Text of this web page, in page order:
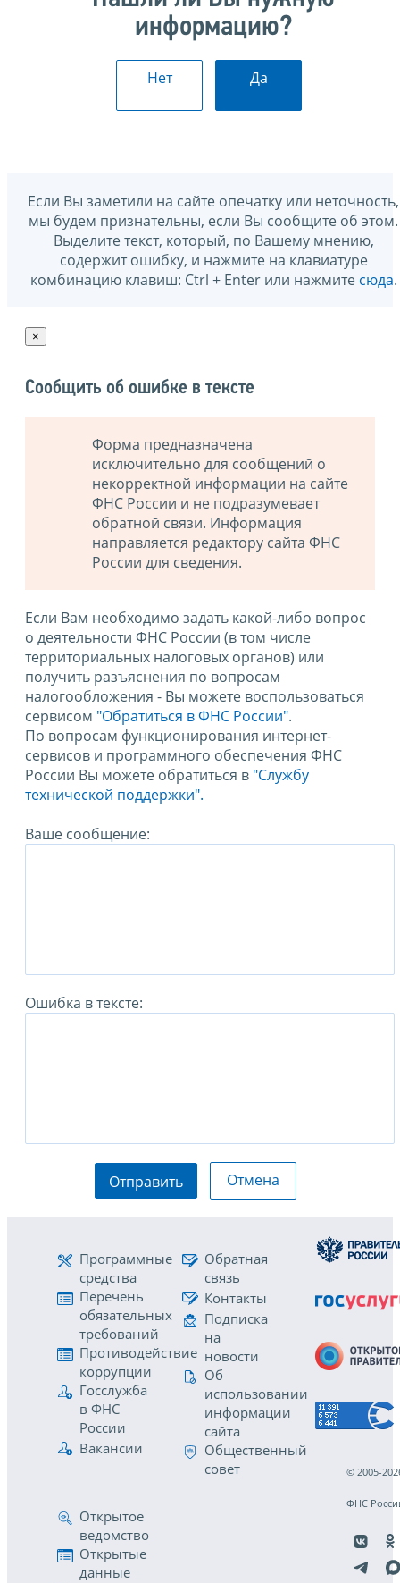
информацию?
Нет Да
Если Вы заметили на сайте опечатку или неточность,
мы будем признательны, если Вы сообщите об этом.
Выделите текст, который, по Вашему мнению,
содержит ошибку, и нажмите на клавиатуре
комбинацию клавиш: Ctrl + Enter или нажмите сюда.
×
Сообщить об ошибке в тексте
Форма предназначена
исключительно для сообщений о
некорректной информации на сайте
ФНС России и не подразумевает
обратной связи. Информация
направляется редактору сайта ФНС
России для сведения.
Если Вам необходимо задать какой-либо вопрос
о деятельности ФНС России (в том числе
территориальных налоговых органов) или
получить разъяснения по вопросам
налогообложения - Вы можете воспользоваться
сервисом "Обратиться в ФНС России".
По вопросам функционирования интернет-
сервисов и программного обеспечения ФНС
России Вы можете обратиться в "Службу
технической поддержки".
Ваше сообщение:
Ошибка в тексте:
Отправить Отмена
Программные
средства
Перечень
обязательных
требований
Противодействие
коррупции
Госслужба
в ФНС
России
Вакансии
Обратная
связь
Контакты
Подписка
на
новости
Об
использовании
информации
сайта
Общественный
совет
Открытое
ведомство
Открытые
данные
© 2005-
ФНС